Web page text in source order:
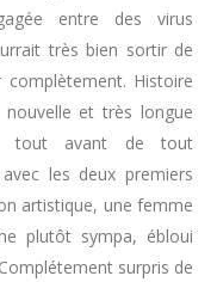
entre des virus
très bien sortir de
Histoire
nouvelle et très longue
tout avant de tout
les deux premiers
artistique, une femme
plutôt sympa, ébloui
surpris de